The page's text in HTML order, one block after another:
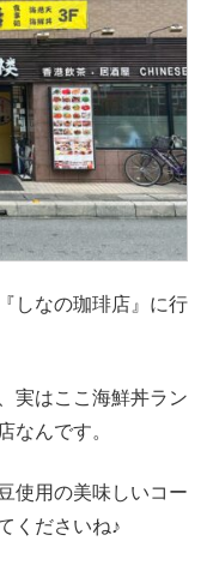
しなの珈琲店』に行
実はここ海鮮丼ラン
なんです。
使用の美味しいコー
くださいね♪